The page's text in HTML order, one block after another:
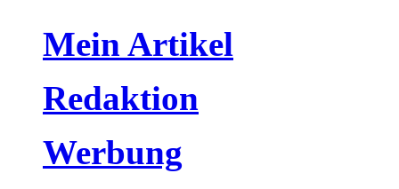
Mein Artikel
Redaktion
Werbung